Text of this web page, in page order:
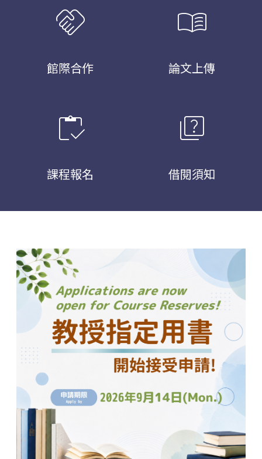
handshake
館際合作
menu_book
論文上傳
inventory
課程報名
quiz
借閱須知